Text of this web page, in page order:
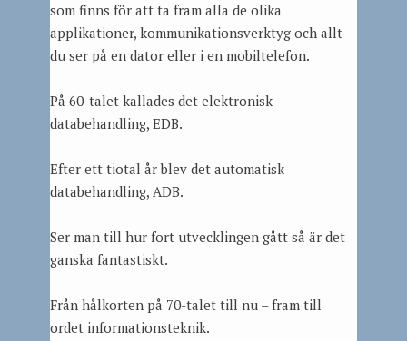
som finns för att ta fram alla de olika
applikationer, kommunikationsverktyg och allt
du ser på en dator eller i en mobiltelefon.
På 60-talet kallades det elektronisk
databehandling, EDB.
Efter ett tiotal år blev det automatisk
databehandling, ADB.
Ser man till hur fort utvecklingen gått så är det
ganska fantastiskt.
Från hålkorten på 70-talet till nu – fram till
ordet informationsteknik.